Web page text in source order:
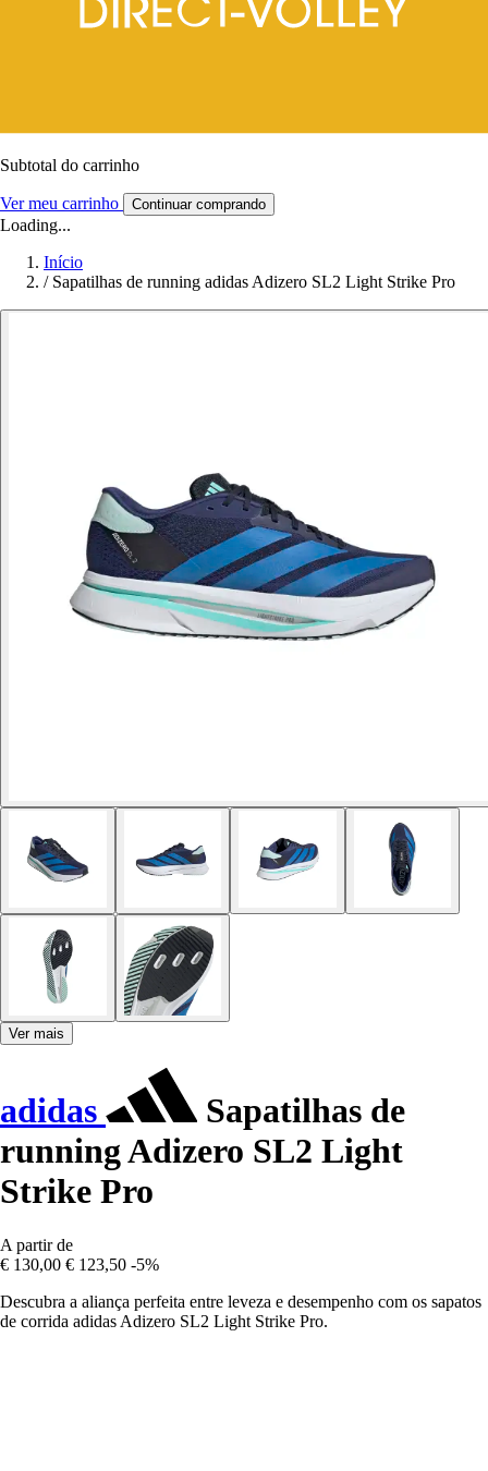
Subtotal do carrinho
Ver meu carrinho Continuar comprando
Loading...
Início
/ Sapatilhas de running adidas Adizero SL2 Light Strike Pro
Ver mais
adidas
Sapatilhas de
running Adizero SL2 Light
Strike Pro
A partir de
€ 130,00 € 123,50 -5%
Descubra a aliança perfeita entre leveza e desempenho com os sapatos
de corrida adidas Adizero SL2 Light Strike Pro.